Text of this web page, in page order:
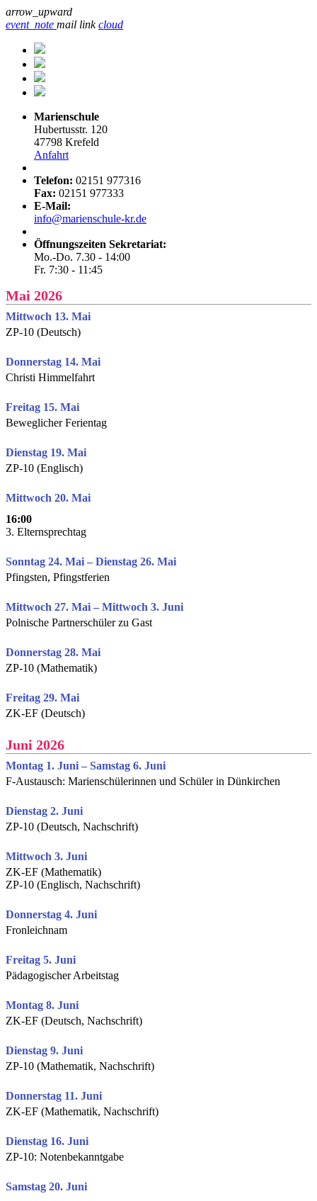
arrow_upward
event_note mail link cloud
Marienschule
Hubertusstr. 120
47798 Krefeld
Anfahrt
Telefon: 02151 977316
Fax: 02151 977333
E-Mail:
info@marienschule-kr.de
Öffnungszeiten Sekretariat:
Mo.-Do. 7.30 - 14:00
Fr. 7:30 - 11:45
Mai 2026
Mittwoch 13. Mai
ZP-10 (Deutsch)
Donnerstag 14. Mai
Christi Himmelfahrt
Freitag 15. Mai
Beweglicher Ferientag
Dienstag 19. Mai
ZP-10 (Englisch)
Mittwoch 20. Mai
16:00
3. Elternsprechtag
Sonntag 24. Mai – Dienstag 26. Mai
Pfingsten, Pfingstferien
Mittwoch 27. Mai – Mittwoch 3. Juni
Polnische Partnerschüler zu Gast
Donnerstag 28. Mai
ZP-10 (Mathematik)
Freitag 29. Mai
ZK-EF (Deutsch)
Juni 2026
Montag 1. Juni – Samstag 6. Juni
F-Austausch: Marienschülerinnen und Schüler in Dünkirchen
Dienstag 2. Juni
ZP-10 (Deutsch, Nachschrift)
Mittwoch 3. Juni
ZK-EF (Mathematik)
ZP-10 (Englisch, Nachschrift)
Donnerstag 4. Juni
Fronleichnam
Freitag 5. Juni
Pädagogischer Arbeitstag
Montag 8. Juni
ZK-EF (Deutsch, Nachschrift)
Dienstag 9. Juni
ZP-10 (Mathematik, Nachschrift)
Donnerstag 11. Juni
ZK-EF (Mathematik, Nachschrift)
Dienstag 16. Juni
ZP-10: Notenbekanntgabe
Samstag 20. Juni